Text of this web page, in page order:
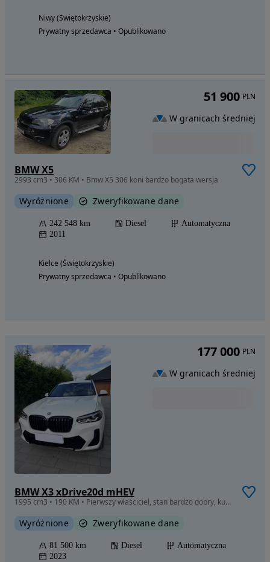
Niwy (Świętokrzyskie)
Prywatny sprzedawca • Opublikowano
BMW X5
2993 cm3 • 306 KM • Bmw X5 306 koni bardzo bogata wersja
Wyróżnione Zweryfikowane dane
242 548 km Diesel
Automatyczna
2011
Kielce (Świętokrzyskie)
Prywatny sprzedawca • Opublikowano
51 900 PLN
W granicach średniej
BMW X3 xDrive20d mHEV
1995 cm3 • 190 KM • Pierwszy właściciel, stan bardzo dobry, kupiony w salonie.
Wyróżnione Zweryfikowane dane
81 500 km Diesel
Automatyczna
2023
177 000 PLN
W granicach średniej